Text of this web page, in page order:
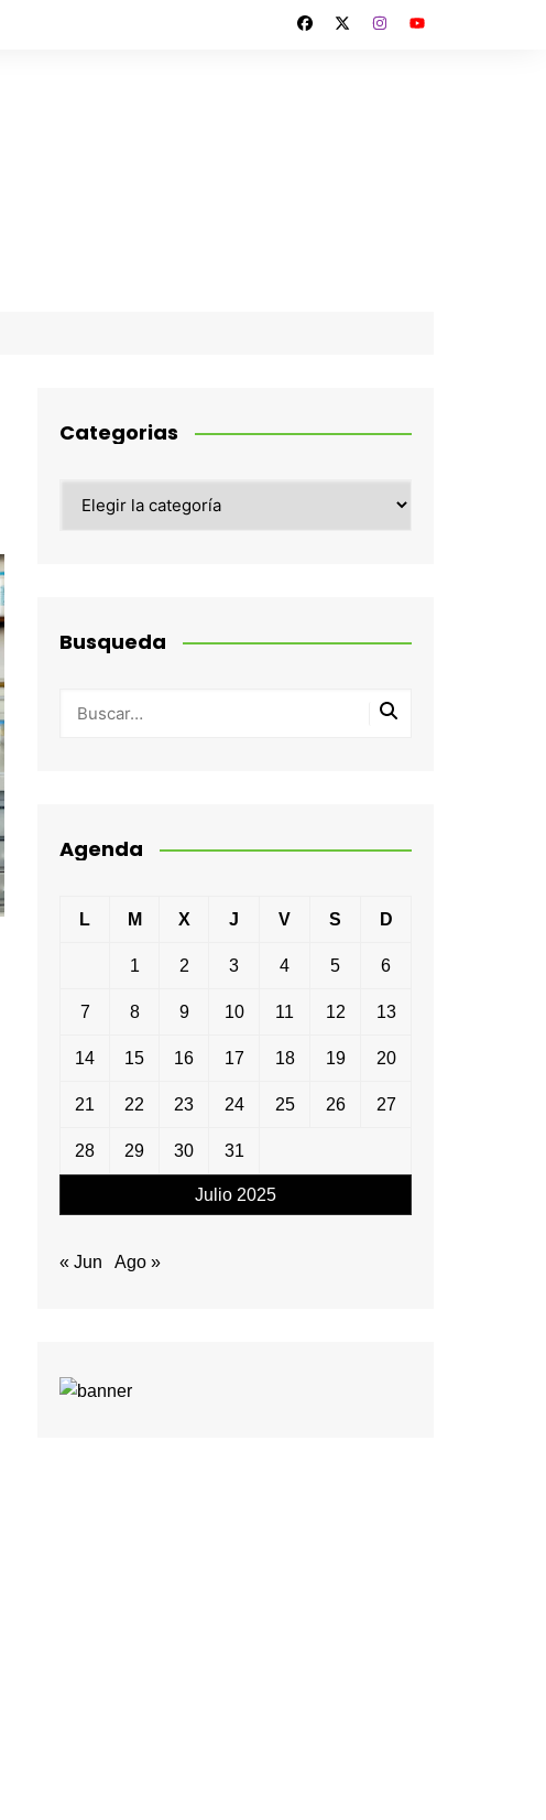
Categorias
Busqueda
Agenda
Julio 2025
L M X J V S D
1 2 3 4 5 6
7 8 9 10 11 12 13
14 15 16 17 18 19 20
21 22 23 24 25 26 27
28 29 30 31
« Jun Ago »